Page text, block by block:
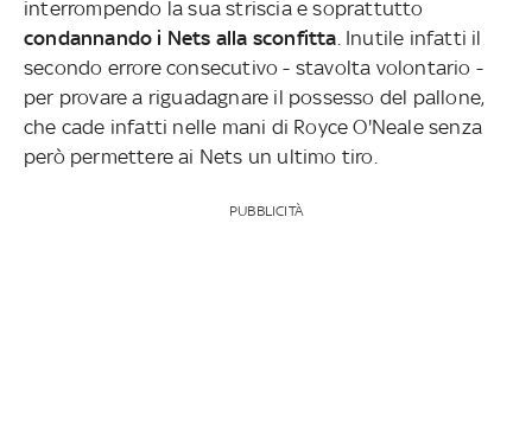
interrompendo la sua striscia e soprattutto
condannando i Nets alla sconfitta . Inutile infatti il
secondo errore consecutivo - stavolta volontario -
per provare a riguadagnare il possesso del pallone,
che cade infatti nelle mani di Royce O'Neale senza
però permettere ai Nets un ultimo tiro.
PUBBLICITÀ